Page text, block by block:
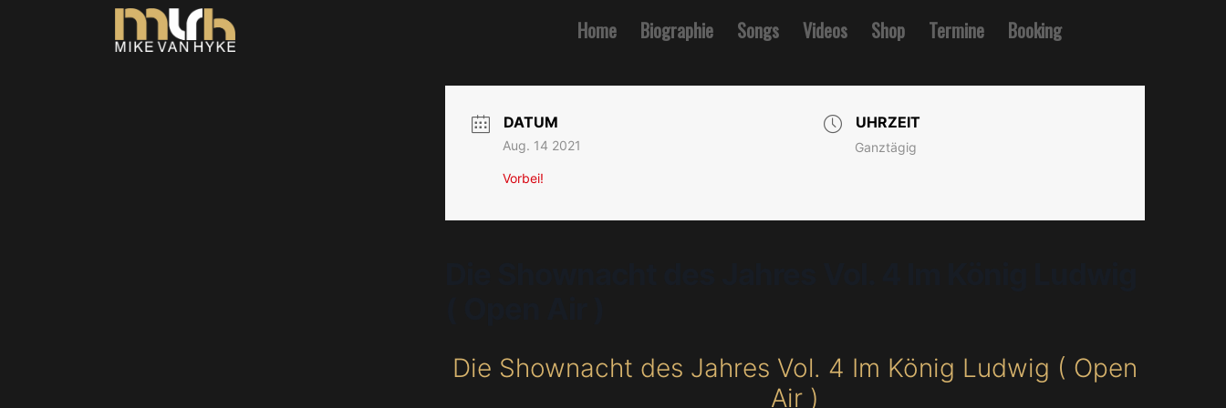
Home Biographie Songs Videos Shop Termine Booking
DATUM
Aug. 14 2021
Vorbei!
UHRZEIT
Ganztägig
Die Shownacht des Jahres Vol. 4 Im König Ludwig ( Open
Air )